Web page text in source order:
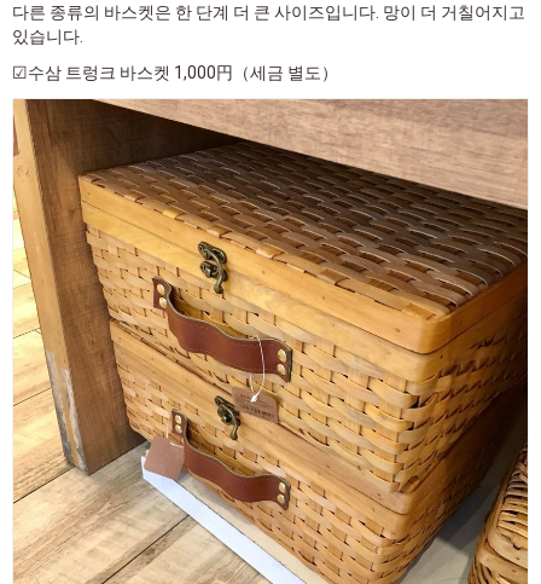
다른 종류의 바스켓은 한 단계 더 큰 사이즈입니다. 망이 더 거칠어지고
있습니다.
☑수삼 트렁크 바스켓 1,000円（세금 별도）